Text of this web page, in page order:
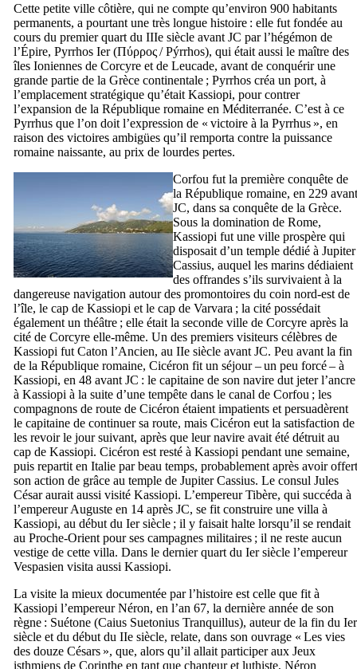
Cette petite ville côtière, qui ne compte qu’environ 900 habitants
permanents, a pourtant une très longue histoire : elle fut fondée au
cours du premier quart du IIIe siècle avant JC par l’hégémon de
l’Épire, Pyrrhos Ier(Πύρρος/Pýrrhos), qui était aussi le maître des
îles Ioniennes de Corcyre et de Leucade, avant de conquérir une
grande partie de la Grèce continentale ; Pyrrhos créa un port, à
l’emplacement stratégique qu’était Kassiopi, pour contrer
l’expansion de la République romaine en Méditerranée. C’est à ce
Pyrrhus que l’on doit l’expression de « victoire à la Pyrrhus », en
raison des victoires ambigües qu’il remporta contre la puissance
romaine naissante, au prix de lourdes pertes.
Corfou fut la première conquête de
la République romaine, en 229 avant
JC, dans sa conquête de la Grèce.
Sous la domination de Rome,
Kassiopi fut une ville prospère qui
disposait d’un temple dédié à Jupiter
Cassius, auquel les marins dédiaient
des offrandes s’ils survivaient à la
dangereuse navigation autour des promontoires du coin nord-est de
l’île, le cap de Kassiopi et le cap de Varvara ; la cité possédait
également un théâtre ; elle était la seconde ville de Corcyre après la
cité de Corcyre elle-même. Un des premiers visiteurs célèbres de
Kassiopi fut Caton l’Ancien, au IIe siècle avant JC. Peu avant la fin
de la République romaine, Cicéron fit un séjour – un peu forcé – à
Kassiopi, en 48 avant JC : le capitaine de son navire dut jeter l’ancre
à Kassiopi à la suite d’une tempête dans le canal de Corfou ; les
compagnons de route de Cicéron étaient impatients et persuadèrent
le capitaine de continuer sa route, mais Cicéron eut la satisfaction de
les revoir le jour suivant, après que leur navire avait été détruit au
cap de Kassiopi. Cicéron est resté à Kassiopi pendant une semaine,
puis repartit en Italie par beau temps, probablement après avoir offert
son action de grâce au temple de Jupiter Cassius. Le consul Jules
César aurait aussi visité Kassiopi. L’empereur Tibère, qui succéda à
l’empereur Auguste en 14 après JC, se fit construire une villa à
Kassiopi, au début du Iersiècle ; il y faisait halte lorsqu’il se rendait
au Proche-Orient pour ses campagnes militaires ; il ne reste aucun
vestige de cette villa. Dans le dernier quart du Iersiècle l’empereur
Vespasien visita aussi Kassiopi.
La visite la mieux documentée par l’histoire est celle que fit à
Kassiopi l’empereur Néron, en l’an 67, la dernière année de son
règne : Suétone (Caius Suetonius Tranquillus), auteur de la fin du Ier
siècle et du début du IIe siècle, relate, dans son ouvrage « Les vies
des douze Césars », que, alors qu’il allait participer aux Jeux
isthmiens de Corinthe en tant que chanteur et luthiste, Néron